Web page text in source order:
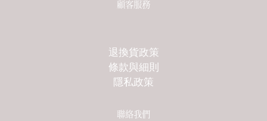
顧客服務
退換貨政策
條款與細則
隱私政策
聯絡我們